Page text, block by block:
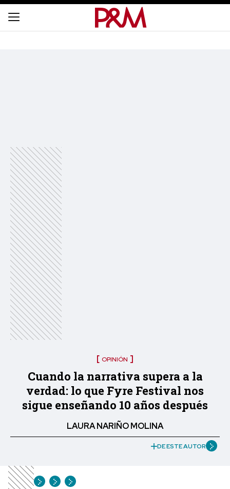
OPINIÓN
Cuando la narrativa supera a la
verdad: lo que Fyre Festival nos
sigue enseñando 10 años después
LAURA NARIÑO MOLINA
DE ESTE AUTOR